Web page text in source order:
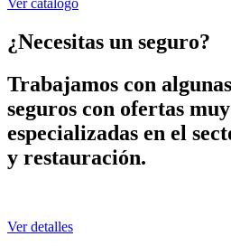
Ver catálogo
¿Necesitas un seguro?
Trabajamos con
seguros con ofertas
especializadas en el
y restauración.
Ver detalles